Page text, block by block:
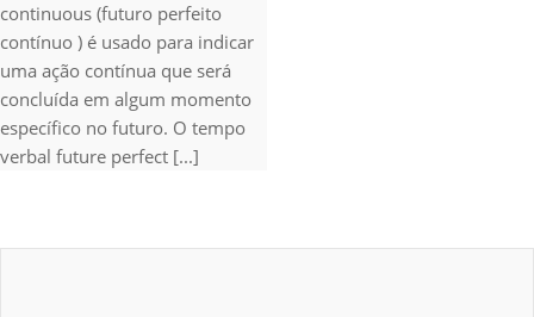
continuous (futuro perfeito
contínuo ) é usado para indicar
uma ação contínua que será
concluída em algum momento
específico no futuro. O tempo
verbal future perfect [...]